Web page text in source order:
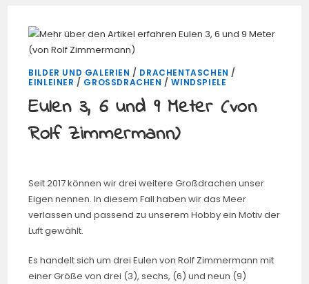
AIOLOS
BILDER UND GALERIEN / DRACHENTASCHEN /
EINLEINER / GROSSDRACHEN /WINDSPIELE
Eulen 3, 6 und 9 Meter (von
Rolf Zimmermann)
Seit 2017 können wir drei weitere Großdrachen unser
Eigen nennen. In diesem Fall haben wir das Meer
verlassen und passend zu unserem Hobby ein Motiv der
Luft gewählt.
Es handelt sich um drei Eulen von Rolf Zimmermann mit
einer Größe von drei (3), sechs, (6) und neun (9)